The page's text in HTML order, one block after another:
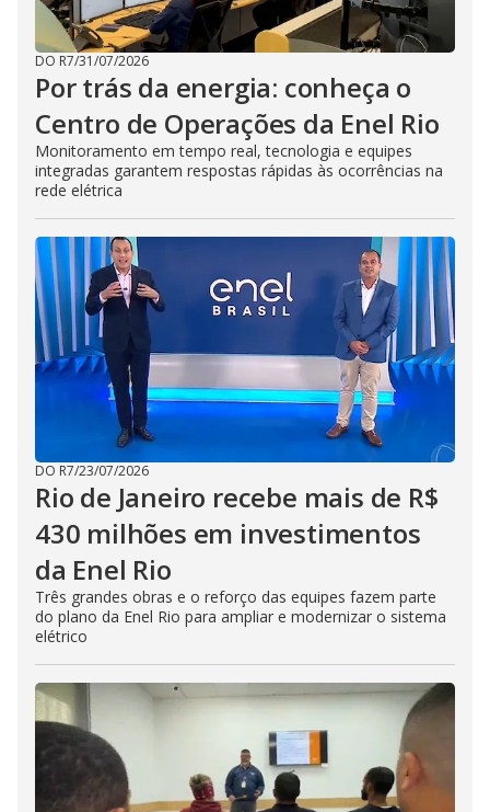
DO R7/31/07/2026
Por trás da energia: conheça o
Centro de Operações da Enel Rio
Monitoramento em tempo real, tecnologia e equipes
integradas garantem respostas rápidas às ocorrências na
rede elétrica
DO R7/23/07/2026
Rio de Janeiro recebe mais de R$
430 milhões em investimentos
da Enel Rio
Três grandes obras e o reforço das equipes fazem parte
do plano da Enel Rio para ampliar e modernizar o sistema
elétrico